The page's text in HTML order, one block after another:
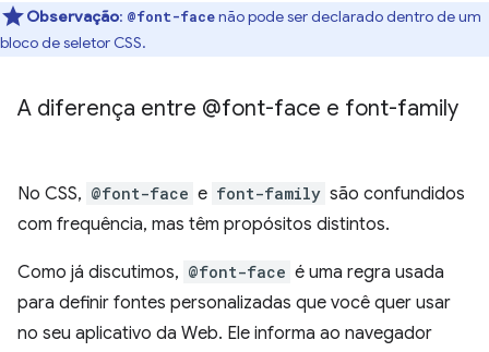
Observação: @font-facenão pode ser declarado dentro de um
bloco de seletor CSS.
A diferença entre @font-face e font-family
No CSS, @font-face e font-family são confundidos
com frequência, mas têm propósitos distintos.
Como já discutimos, @font-face é uma regra usada
para definir fontes personalizadas que você quer usar
no seu aplicativo da Web. Ele informa ao navegador